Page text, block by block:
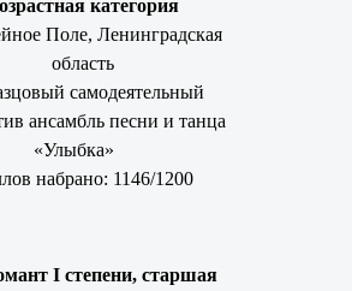
категория
Поле, Ленинградская
область
самодеятельный
ансамбль песни и танца
«Улыбка»
набрано: 1146/1200
I степени, старшая